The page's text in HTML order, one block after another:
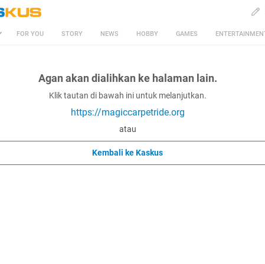
FOR YOU STORY NEWS HOBBY GAMES
Agan akan dialihkan ke halaman lain.
Klik tautan di bawah ini untuk melanjutkan.
https://magiccarpetride.org
atau
Kembali ke Kaskus